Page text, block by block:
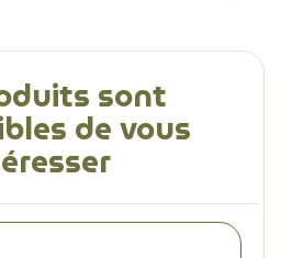
sont
de vous